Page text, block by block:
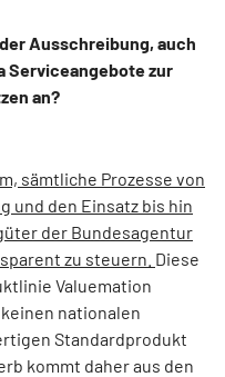
Ausschreibung, auch
Serviceangebote zur
an?
sämtliche Prozesse von
und den Einsatz bis hin
der Bundesagentur
zu steuern. Diese
Valuemation
nationalen
Standardprodukt
kommt daher aus den